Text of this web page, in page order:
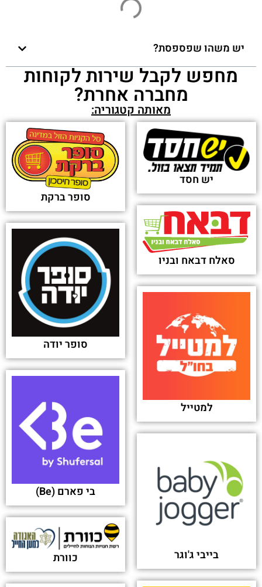
יש משהו שפספסת?
מחפש לקבל שירות לקוחות
מחברה אחרת?
מאותה קטגוריה:
יש חסד
סופר ברקת
סאלח דבאח ובניו
סופר יודה
למטייל
בי פארם (Be)
בייבי ג'וגר כוורת